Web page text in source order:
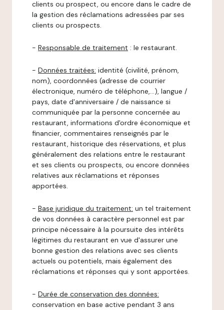
clients ou prospect, ou encore dans le cadre de
la gestion des réclamations adressées par ses
clients ou prospects.
- Responsable de traitement : le restaurant.
- Données traitées: identité (civilité, prénom,
nom), coordonnées (adresse de courrier
électronique, numéro de téléphone,…), langue /
pays, date d'anniversaire / de naissance si
communiquée par la personne concernée au
restaurant, informations d'ordre économique et
financier, commentaires renseignés par le
restaurant, historique des réservations, et plus
généralement des relations entre le restaurant
et ses clients ou prospects, ou encore données
relatives aux réclamations et réponses
apportées.
- Base juridique du traitement: un tel traitement
de vos données à caractère personnel est par
principe nécessaire à la poursuite des intérêts
légitimes du restaurant en vue d'assurer une
bonne gestion des relations avec ses clients
actuels ou potentiels, mais également des
réclamations et réponses qui y sont apportées.
- Durée de conservation des données:
conservation en base active pendant 3 ans